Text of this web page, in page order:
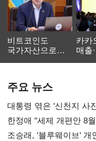
비트코인도
국가자산으로…'
카카
매출
주요 뉴스
대통령 엮은 '신천지 사
한정애 "세제 개편안 8
조승래, '블루웨이브' 개